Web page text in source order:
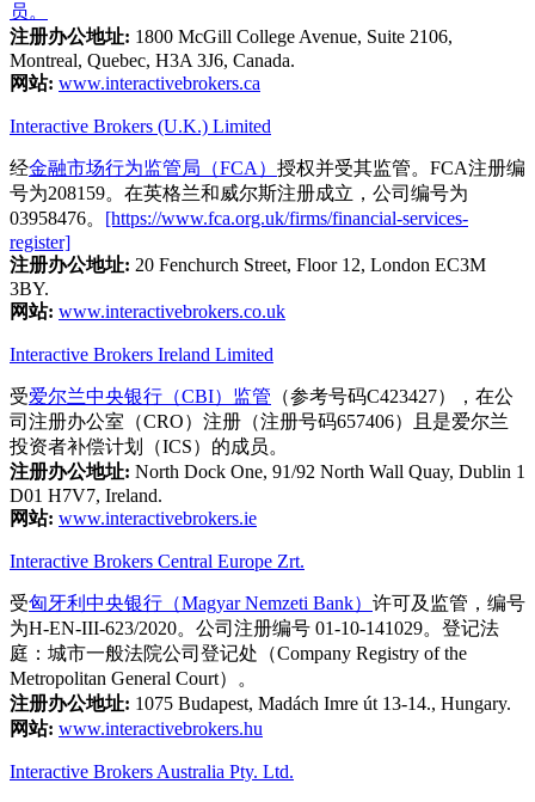
员。
注册办公地址: 1800 McGill College Avenue, Suite 2106,
Montreal, Quebec, H3A 3J6, Canada.
网站: www.interactivebrokers.ca
Interactive Brokers (U.K.) Limited
经金融市场行为监管局（FCA） 授权并受其监管。FCA注册编
号为208159。在英格兰和威尔斯注册成立，公司编号为
03958476。 [https://www.fca.org.uk/firms/financial-services-
register]
注册办公地址: 20 Fenchurch Street, Floor 12, London EC3M
3BY.
网站: www.interactivebrokers.co.uk
Interactive Brokers Ireland Limited
受爱尔兰中央银行（CBI）监管 （参考号码C423427），在公
司注册办公室（CRO）注册（注册号码657406）且是爱尔兰
投资者补偿计划（ICS）的成员。
注册办公地址: North Dock One, 91/92 North Wall Quay, Dublin 1
D01 H7V7, Ireland.
网站: www.interactivebrokers.ie
Interactive Brokers Central Europe Zrt.
受匈牙利中央银行（Magyar Nemzeti Bank） 许可及监管，编号
为H-EN-III-623/2020。公司注册编号 01-10-141029。登记法
庭：城市一般法院公司登记处（Company Registry of the
Metropolitan General Court）。
注册办公地址: 1075 Budapest, Madách Imre út 13-14., Hungary.
网站: www.interactivebrokers.hu
Interactive Brokers Australia Pty. Ltd.